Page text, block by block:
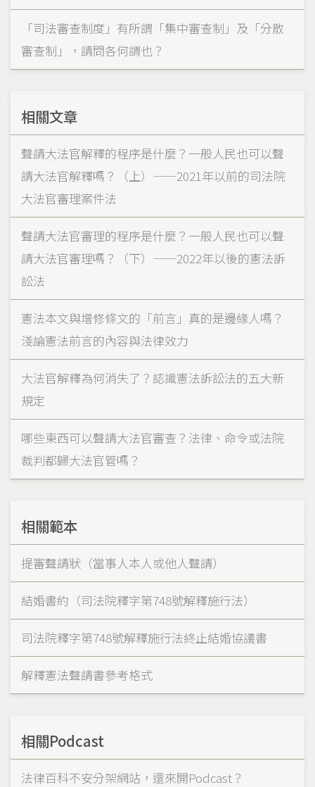
「司法審查制度」有所謂「集中審查制」及「分散
審查制」，請問各何謂也？
相關文章
聲請大法官解釋的程序是什麼？一般人民也可以聲
請大法官解釋嗎？（上）——2021年以前的司法院
大法官審理案件法
聲請大法官審理的程序是什麼？一般人民也可以聲
請大法官審理嗎？（下）——2022年以後的憲法訴
訟法
憲法本文與增修條文的「前言」真的是邊緣人嗎？
淺論憲法前言的內容與法律效力
大法官解釋為何消失了？認識憲法訴訟法的五大新
規定
哪些東西可以聲請大法官審查？法律、命令或法院
裁判都歸大法官管嗎？
相關範本
提審聲請狀（當事人本人或他人聲請）
結婚書約（司法院釋字第748號解釋施行法）
司法院釋字第748號解釋施行法終止結婚協議書
解釋憲法聲請書參考格式
相關Podcast
法律百科不安分架網站，還來開Podcast？